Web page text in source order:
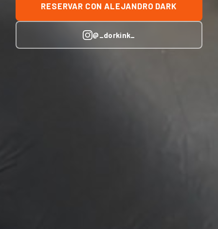
RESERVAR CON ALEJANDRO DARK
@_dorkink_